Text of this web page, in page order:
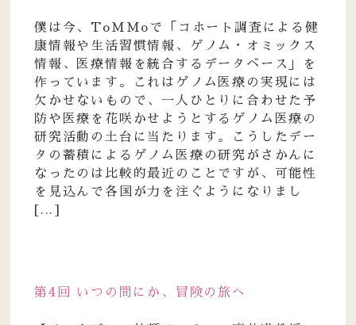
僕は今、ToMMoで「コホート調査による健
康情報や生活習慣情報、ゲノム・オミックス
情報、医療情報を統合するデータベース」を
作っています。これはゲノム医療の実現には
欠かせないもので、一人ひとりに合わせた予
防や医療を花咲かせようとするゲノム医療の
研究活動の土台に当たります。こうしたデー
タの蓄積によるゲノム医療の研究がさかんに
なったのは比較的最近のことですが、可能性
を見込んで各国が力を注ぐようになりまし
[...]
第4回 いつの間にか、冒険の旅へ